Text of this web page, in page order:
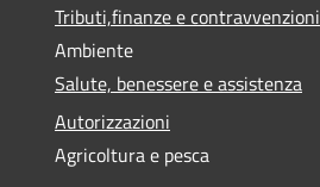
Tributi,finanze e contravvenzioni
Ambiente
Salute, benessere e assistenza
Autorizzazioni
Agricoltura e pesca